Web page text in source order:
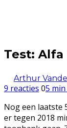
Test: Alfa
Arthur
9 reacties 05
Nog een laatste
er tegen 2018